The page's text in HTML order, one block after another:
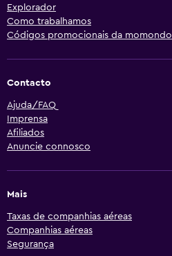
Explorador
Como trabalhamos
Códigos promocionais da momondo
Contacto
Ajuda/FAQ
Imprensa
Afiliados
Anuncie connosco
Mais
Taxas de companhias aéreas
Companhias aéreas
Segurança